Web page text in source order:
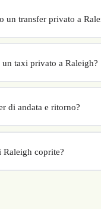
un transfer privato a
il tuo transfer. Scegli ritiro e
un taxi privato a Raleigh?
della partenza. Nessun
di andata e ritorno?
dal nostro sistema di
Raleigh coprite?